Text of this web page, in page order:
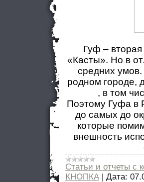
Гуф –
«Касты». Но в
средних
родном городе,
, в том
Поэтому Гуфа в
до самых до
которые
внешность
Статьи и отчеты с
КНОПКА| Дата: